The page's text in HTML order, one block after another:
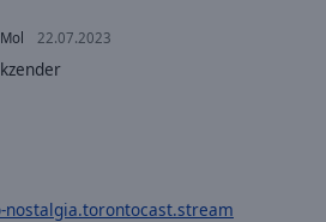
22.07.2023
nostalgia.torontocast.stream